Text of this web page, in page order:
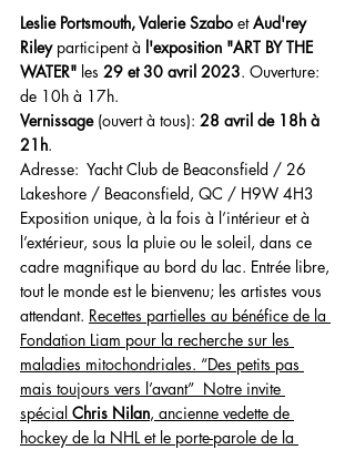
Leslie Portsmouth, Valerie Szabo et Aud'rey
Riley participent à l'exposition "ART BY THE
WATER" les 29 et 30 avril 2023. Ouverture:
de 10h à 17h.
Vernissage (ouvert à tous): 28 avril de 18h à
21h.
Adresse:  Yacht Club de Beaconsfield / 26
Lakeshore / Beaconsfield, QC / H9W 4H3
Exposition unique, à la fois à l’intérieur et à
l’extérieur, sous la pluie ou le soleil, dans ce
cadre magnifique au bord du lac. Entrée libre,
tout le monde est le bienvenu; les artistes vous
attendant. Recettes partielles au bénéfice de la
Fondation Liam pour la recherche sur les
maladies mitochondriales. “Des petits pas
mais toujours vers l’avant”  Notre invite
spécial Chris Nilan, ancienne vedette de
hockey de la NHL et le porte-parole de la